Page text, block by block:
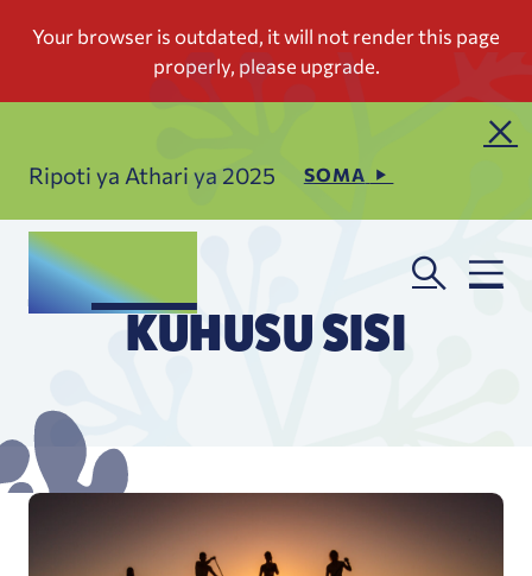
Ripoti ya Athari ya 2025 SOMA
KUHUSU SISI